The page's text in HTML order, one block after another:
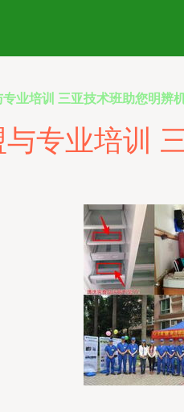
业培训 三亚技术班助您明辨
专业培训